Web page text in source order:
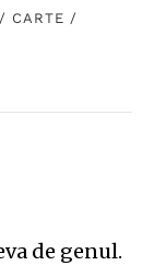
/ CARTE /
de genul.